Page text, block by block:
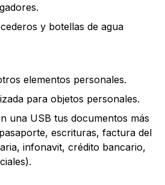
y botellas de agua
elementos personales.
para objetos personales.
una USB tus documentos más
escrituras, factura del
infonavit, crédito bancario,